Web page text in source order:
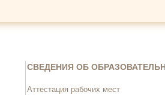
СВЕДЕНИЯ ОБ
Аттестация рабочих мест